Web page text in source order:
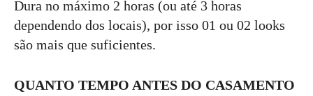
Dura no máximo 2 horas (ou até 3 horas
dependendo dos locais), por isso 01 ou 02 looks
são mais que suficientes.
QUANTO TEMPO ANTES DO CASAMENTO